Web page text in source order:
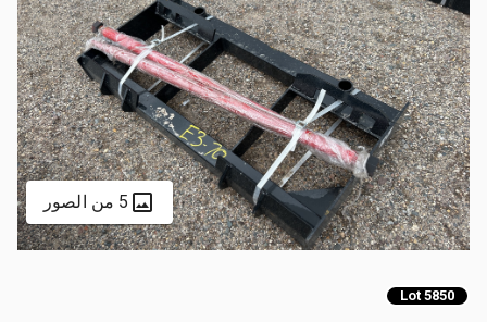
5 من الصور
Lot 5850